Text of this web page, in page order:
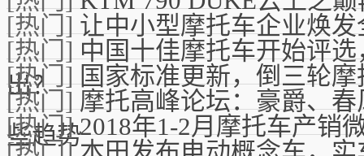
[热门]让中小型摩托车企业焕
[热门]中国十佳摩托车开始评
出？
[热门]国家标准更新，倒三轮
[热门]摩托高峰论坛：豪爵、
些趋势
[热门]2018年1-2月摩托车产销